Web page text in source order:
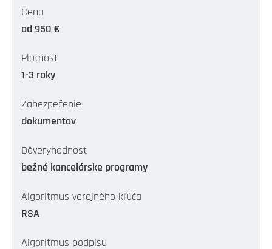
Cena
od 950 €
Platnosť
1-3 roky
Zabezpečenie
dokumentov
Dôveryhodnosť
bežné kancelárske programy
Algoritmus verejného kľúča
RSA
Algoritmus podpisu